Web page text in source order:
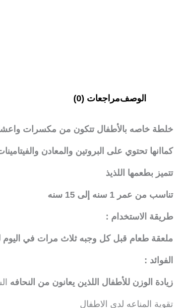
الوصفمراجعات (0)
خلطة خاصه بالأطفال تتكون من مكسرات
كماانها تحتوي على البروتين والمعادن
تتميز بطعمها اللذيذ
تناسب من عمر 1 سنه إلى 15 سنه
طريقة الاستخدام :
ملعقة طعام قبل كل وجبه ثلاث مرات في اليوم
الفوائد :
زيادة الوزن للأطفال اللذين يعانون من النحافه
تقوية المناعه لدى الاطفال